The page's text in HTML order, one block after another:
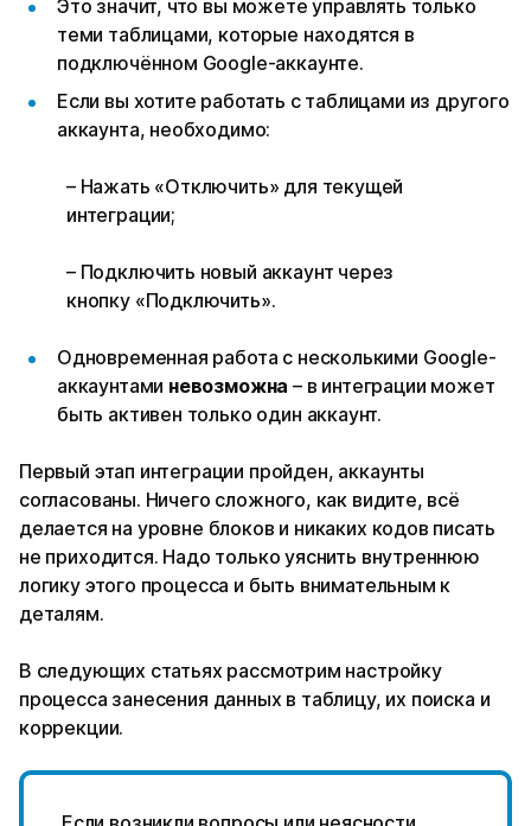
Это значит, что вы можете управлять только
теми таблицами, которые находятся в
подключённом Google-аккаунте.
Если вы хотите работать с таблицами из другого
аккаунта, необходимо:
– Нажать «Отключить» для текущей
интеграции;
– Подключить новый аккаунт через
кнопку «Подключить».
Одновременная работа с несколькими Google-
аккаунтами невозможна – в интеграции может
быть активен только один аккаунт.
Первый этап интеграции пройден, аккаунты
согласованы. Ничего сложного, как видите, всё
делается на уровне блоков и никаких кодов писать
не приходится. Надо только уяснить внутреннюю
логику этого процесса и быть внимательным к
деталям.
В следующих статьях рассмотрим настройку
процесса занесения данных в таблицу, их поиска и
коррекции.